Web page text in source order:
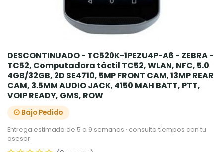
DESCONTINUADO - TC520K-1PEZU4P-A6 - ZEBRA -
TC52, Computadora táctil TC52, WLAN, NFC, 5.0
4GB/32GB, 2D SE4710, 5MP FRONT CAM, 13MP REAR
CAM, 3.5MM AUDIO JACK, 4150 MAH BATT, PTT,
VOIP READY, GMS, ROW
Bajo Pedido
Entrega estimada de 5 a 9 semanas · consulta tiempos con tu
asesor